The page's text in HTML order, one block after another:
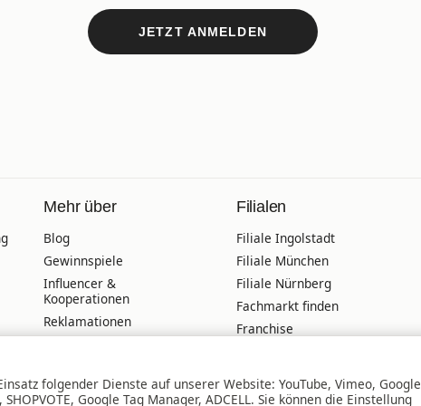
JETZT ANMELDEN
Mehr über
Blog
Gewinnspiele
Influencer &
Kooperationen
Reklamationen
Veranstaltungskalender
Filialen
Filiale Ingolstadt
Filiale München
Filiale Nürnberg
Fachmarkt finden
Franchise
Terminbuchung
folgender Dienste auf unserer Website: YouTube, Vimeo, Google
Google Tag Manager, ADCELL. Sie können die Einstellung